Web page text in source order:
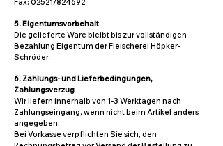
5. Eigentumsvorbehalt
Die gelieferte Ware bleibt bis zur vollständigen
Bezahlung Eigentum der Fleischerei Höpker-
Schröder.
6. Zahlungs- und Lieferbedingungen,
Zahlungsverzug
Wir liefern innerhalb von 1-3 Werktagen nach
Zahlungseingang, wenn nicht beim Artikel anders
angegeben.
Bei Vorkasse verpflichten Sie sich, den